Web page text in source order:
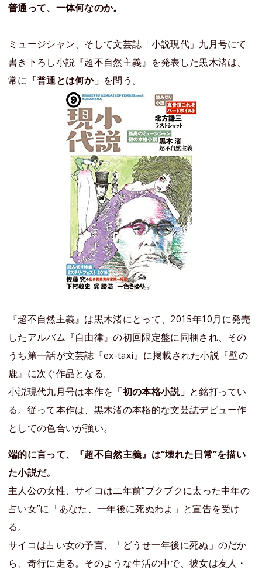
普通って、一体何なのか。
ミュージシャン、そして文芸誌「小説現代」九月号にて
書き下ろし小説『超不自然主義』を発表した黒木渚は、
常に 「普通とは何か」 を問う。
『超不自然主義』は黒木渚にとって、2015年10月に発売
したアルバム『自由律』の初回限定盤に同梱され、その
うち第一話が文芸誌『ex-taxi』に掲載された小説『壁の
鹿』に次ぐ作品となる。
小説現代九月号は本作を 「初の本格小説」 と銘打ってい
る。従って本作は、黒木渚の本格的な文芸誌デビュー作
としての色合いが強い。
端的に言って、『超不自然主義』は“壊れた日常”を描い
た小説だ。
主人公の女性、サイコは二年前”ブクブクに太った中年の
占い女”に「あなた、一年後に死ぬわよ」と宣告を受け
る。
サイコは占い女の予言、「どうせ一年後に死ぬ」のだか
ら、奇行に走る。そのような生活の中で、彼女は友人・